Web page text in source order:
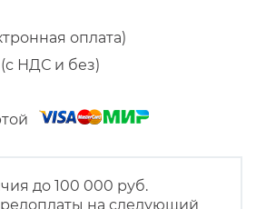
оплата)
НДС и без)
до 100 000 руб.
на следующий